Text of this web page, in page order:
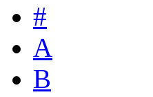
#
A
B